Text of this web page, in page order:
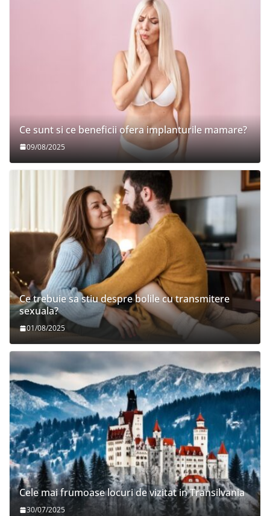
Ce sunt si ce beneficii ofera implanturile mamare?
09/08/2025
Ce trebuie sa stiu despre bolile cu transmitere
sexuala?
01/08/2025
Cele mai frumoase locuri de vizitat in Transilvania
30/07/2025